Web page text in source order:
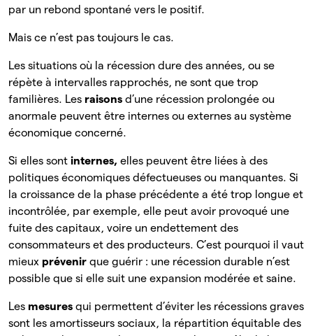
par un rebond spontané vers le positif.
Mais ce n’est pas toujours le cas.
Les situations où la récession dure des années, ou se
répète à intervalles rapprochés, ne sont que trop
familières. Les raisons d’une récession prolongée ou
anormale peuvent être internes ou externes au système
économique concerné.
Si elles sont internes, elles peuvent être liées à des
politiques économiques défectueuses ou manquantes. Si
la croissance de la phase précédente a été trop longue et
incontrôlée, par exemple, elle peut avoir provoqué une
fuite des capitaux, voire un endettement des
consommateurs et des producteurs. C’est pourquoi il vaut
mieux prévenir que guérir : une récession durable n’est
possible que si elle suit une expansion modérée et saine.
Les mesures qui permettent d’éviter les récessions graves
sont les amortisseurs sociaux, la répartition équitable des